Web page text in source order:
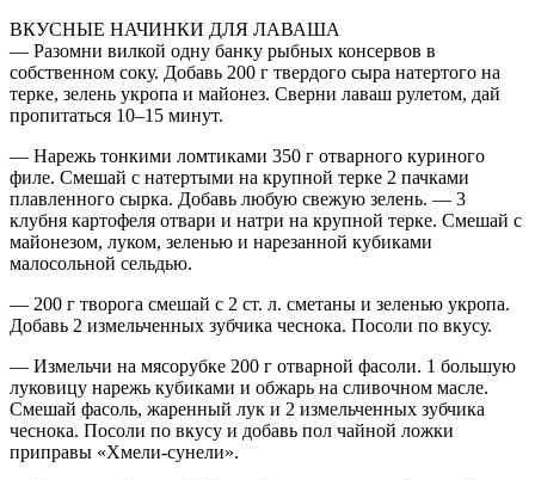
ВКУСНЫЕ НАЧИНКИ ДЛЯ ЛАВАША
— Разомни вилкой одну банку рыбных консервов в
собственном соку. Добавь 200 г твердого сыра натертого на
терке, зелень укропа и майонез. Сверни лаваш рулетом, дай
пропитаться 10–15 минут.
— Нарежь тонкими ломтиками 350 г отварного куриного
филе. Смешай с натертыми на крупной терке 2 пачками
плавленного сырка. Добавь любую свежую зелень. — 3
клубня картофеля отвари и натри на крупной терке. Смешай с
майонезом, луком, зеленью и нарезанной кубиками
малосольной сельдью.
— 200 г творога смешай с 2 ст. л. сметаны и зеленью укропа.
Добавь 2 измельченных зубчика чеснока. Посоли по вкусу.
— Измельчи на мясорубке 200 г отварной фасоли. 1 большую
луковицу нарежь кубиками и обжарь на сливочном масле.
Смешай фасоль, жаренный лук и 2 измельченных зубчика
чеснока. Посоли по вкусу и добавь пол чайной ложки
приправы «Хмели-сунели».